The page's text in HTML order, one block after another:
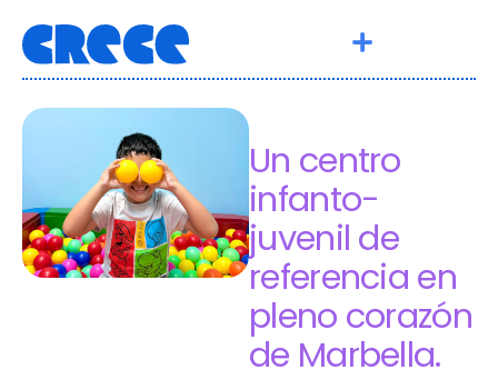
Un centro
infanto-
juvenil de
referencia en
pleno corazón
de Marbella.